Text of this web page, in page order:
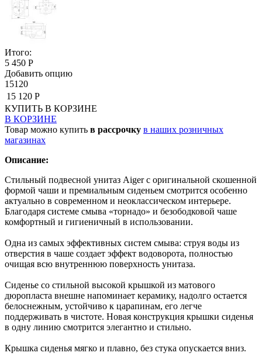
Итого:
5 450 Р
Добавить опцию
15120
15 120 Р
КУПИТЬ В КОРЗИНЕ
В КОРЗИНЕ
Товар можно купить в рассрочку в наших розничных
магазинах
Описание:
Стильный подвесной унитаз Aiger с оригинальной скошенной
формой чаши и премиальным сиденьем смотрится особенно
актуально в современном и неоклассическом интерьере.
Благодаря системе смыва «торнадо» и безободковой чаше
комфортный и гигиеничный в использовании.
Одна из самых эффективных систем смыва: струя воды из
отверстия в чаше создает эффект водоворота, полностью
очищая всю внутреннюю поверхность унитаза.
Сиденье со стильной высокой крышкой из матового
дюропласта внешне напоминает керамику, надолго остается
белоснежным, устойчиво к царапинам, его легче
поддерживать в чистоте. Новая конструкция крышки сиденья
в одну линию смотрится элегантно и стильно.
Крышка сиденья мягко и плавно, без стука опускается вниз.